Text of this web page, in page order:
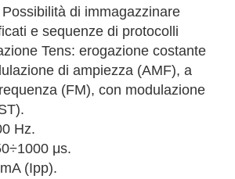
di immagazzinare
e sequenze di protocolli
Tens: erogazione costante
di ampiezza (AMF), a
(FM), con modulazione
Hz.
μs.
(Ipp).